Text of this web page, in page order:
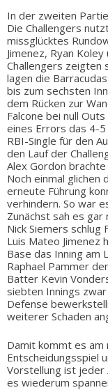
In der zweiten
Die Challengers
missglücktes
Jimenez, Ryan
Challengers zeigten
lagen die
bis zum sechsten
dem Rücken zur
Falcone bei null
eines Errors das 4-
RBI-Single für den
den Lauf der
Alex Gordon
Noch einmal glichen
erneute Führung
verhindern. So war
Zunächst sah es gar
Nick Siemers schlug
Luis Mateo Jimenez
Base das Inning am
Raphael Pammer
Batter Kevin
siebten Innings
Defense
weiterer Schaden
Damit kommt es am
Entscheidungsspiel
Vorstellung ist jeder
es wiederum